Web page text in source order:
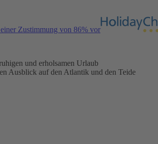
Zustimmung von 86% vor
und erholsamen Urlaub
Ausblick auf den Atlantik und den Teide